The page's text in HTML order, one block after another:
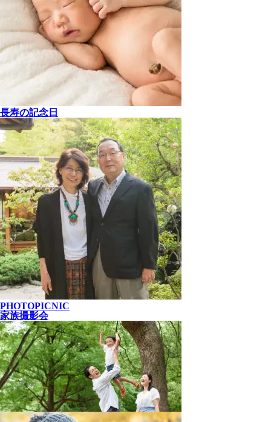
長寿の記念日
PHOTOPICNIC
家族撮影会